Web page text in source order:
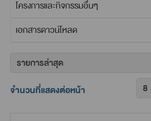
โครงการและกิจกรรมอื่นๆ
เอกสารดาวน์โหลด
จำนวนที่แสดงต่อหน้า